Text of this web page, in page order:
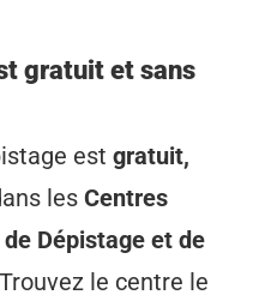
gratuit et sans
est gratuit,
les Centres
Dépistage et de
le centre le